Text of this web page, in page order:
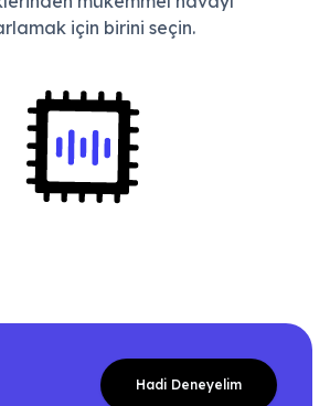
için birini seçin.
Hadi Deneyelim